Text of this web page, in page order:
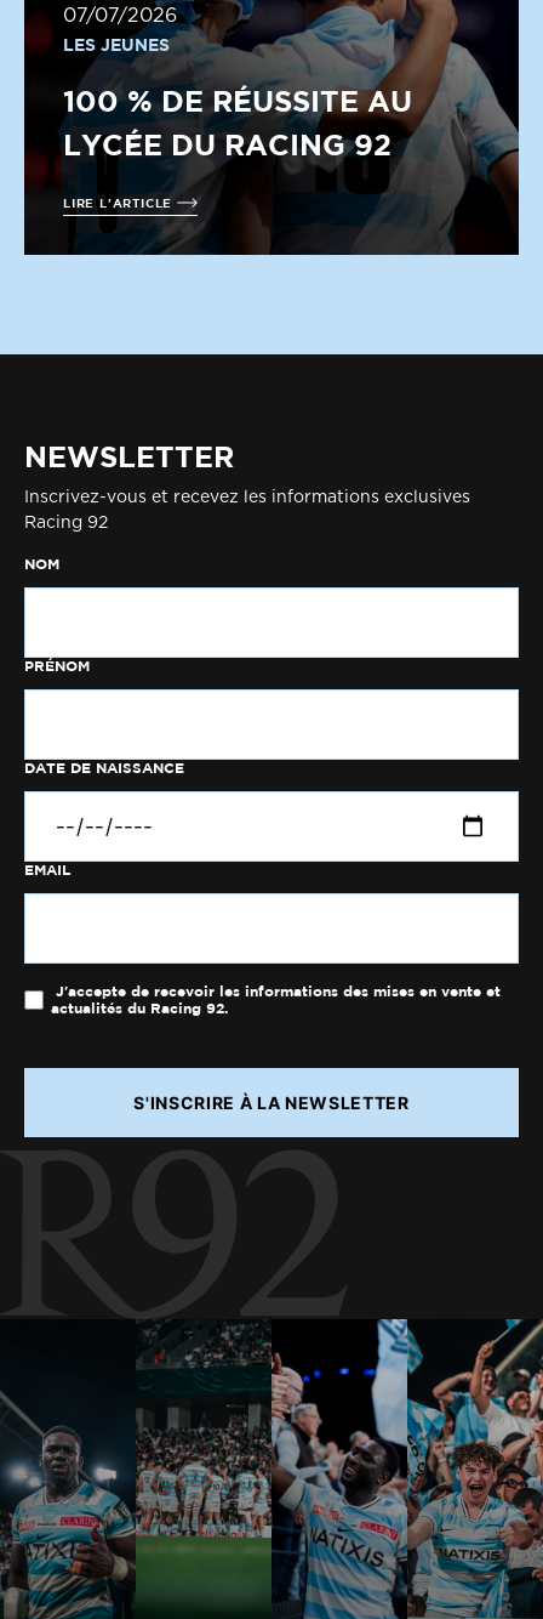
07/07/2026
LES JEUNES
100 % DE RÉUSSITE AU
LYCÉE DU RACING 92
LIRE L'ARTICLE
NEWSLETTER
Inscrivez-vous et recevez les informations exclusives
Racing 92
NOM
PRÉNOM
DATE DE NAISSANCE
EMAIL
J'accepte de recevoir les informations des mises en vente et
actualités du Racing 92.
S'INSCRIRE À LA NEWSLETTER